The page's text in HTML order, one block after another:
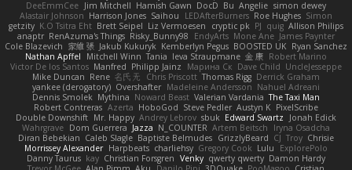
DeeEmmCee Jim Mitchell Hamish Gawn DocD Bu Angelie simon dewey
Alastair Johnson Harrison Jones Saihou LEDAfterBurners Roe Hughes Simon
getzity K.O Tsitra Eht Brett Seipel Liz Vermoesen cryptic pk PJ quig Allison Philips
anaptr RenAzuma's Things Risky_Bunny98 EndyArts Mone Ane James Paynter
Cole Blazevich 家維 張 Jakub Kukuryk Kemberlyn Pegus BOOSTED UK Ryan Sanchez
Nathan Apffel
Mitchell Winn Tania Ieva Straupmane 金 康 Robert Marino
Victor De los Santos Manfred Philipp Jainz Марина Ск Dave Child UncleJesseppe
Mike Duncan Rene 名氏 无 Chris Priscott Thomas Rigg Derrick Graham
yankee (derogatory) Overshafter Madeleine Andersson Nahuel Adreani
Dennis Smolek Mythina Noward Beast Valerian Vardania The Taxi Man
Robert Contreras Azerta HoboGod Steve Pedler Austyn K PixelScribe
Double Downshift Mr. Happy Andrey Lebrov sbuk Edward Swartz
Jonah Edick
Wahrgrave Dom Guerrera Jazza N_COUNTER Artem Beitsch
Iryna Osadcha
Diran Bebekian Caleb Slagle Baptiste Belmudes GrizzlyBeard CJ Troy Chrisie
Morrissey Alexander Harpbeats charliehsy Gregory Cook Lulu
ExplorePolo
Danny Taurus kay Christian Forsgren Venky qwerty qwerty Damon Hardy